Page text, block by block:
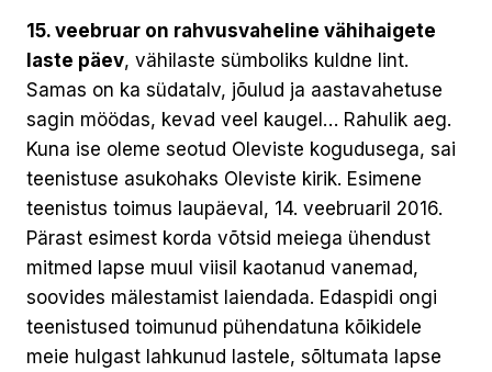
15. veebruar on rahvusvaheline vähihaigete
laste päev, vähilaste sümboliks kuldne lint.
Samas on ka südatalv, jõulud ja aastavahetuse
sagin möödas, kevad veel kaugel… Rahulik aeg.
Kuna ise oleme seotud Oleviste kogudusega, sai
teenistuse asukohaks Oleviste kirik. Esimene
teenistus toimus laupäeval, 14. veebruaril 2016.
Pärast esimest korda võtsid meiega ühendust
mitmed lapse muul viisil kaotanud vanemad,
soovides mälestamist laiendada. Edaspidi ongi
teenistused toimunud pühendatuna kõikidele
meie hulgast lahkunud lastele, sõltumata lapse